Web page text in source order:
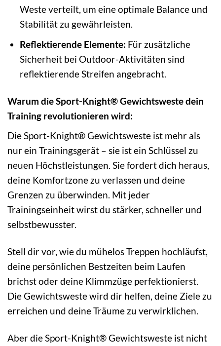
Weste verteilt, um eine optimale Balance und
Stabilität zu gewährleisten.
Reflektierende Elemente: Für zusätzliche
Sicherheit bei Outdoor-Aktivitäten sind
reflektierende Streifen angebracht.
Warum die Sport-Knight® Gewichtsweste dein
Training revolutionieren wird:
Die Sport-Knight® Gewichtsweste ist mehr als
nur ein Trainingsgerät – sie ist ein Schlüssel zu
neuen Höchstleistungen. Sie fordert dich heraus,
deine Komfortzone zu verlassen und deine
Grenzen zu überwinden. Mit jeder
Trainingseinheit wirst du stärker, schneller und
selbstbewusster.
Stell dir vor, wie du mühelos Treppen hochläufst,
deine persönlichen Bestzeiten beim Laufen
brichst oder deine Klimmzüge perfektionierst.
Die Gewichtsweste wird dir helfen, deine Ziele zu
erreichen und deine Träume zu verwirklichen.
Aber die Sport-Knight® Gewichtsweste ist nicht